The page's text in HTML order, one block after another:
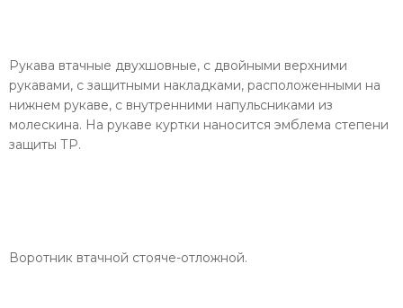
Рукава втачные двухшовные, с двойными верхними
рукавами, с защитными накладками, расположенными на
нижнем рукаве, с внутренними напульсниками из
молескина. На рукаве куртки наносится эмблема степени
защиты ТР.
Воротник втачной стояче-отложной.